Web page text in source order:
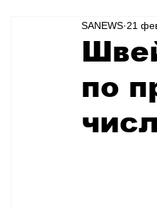
Общество
Транспортпо
SANEWS 21